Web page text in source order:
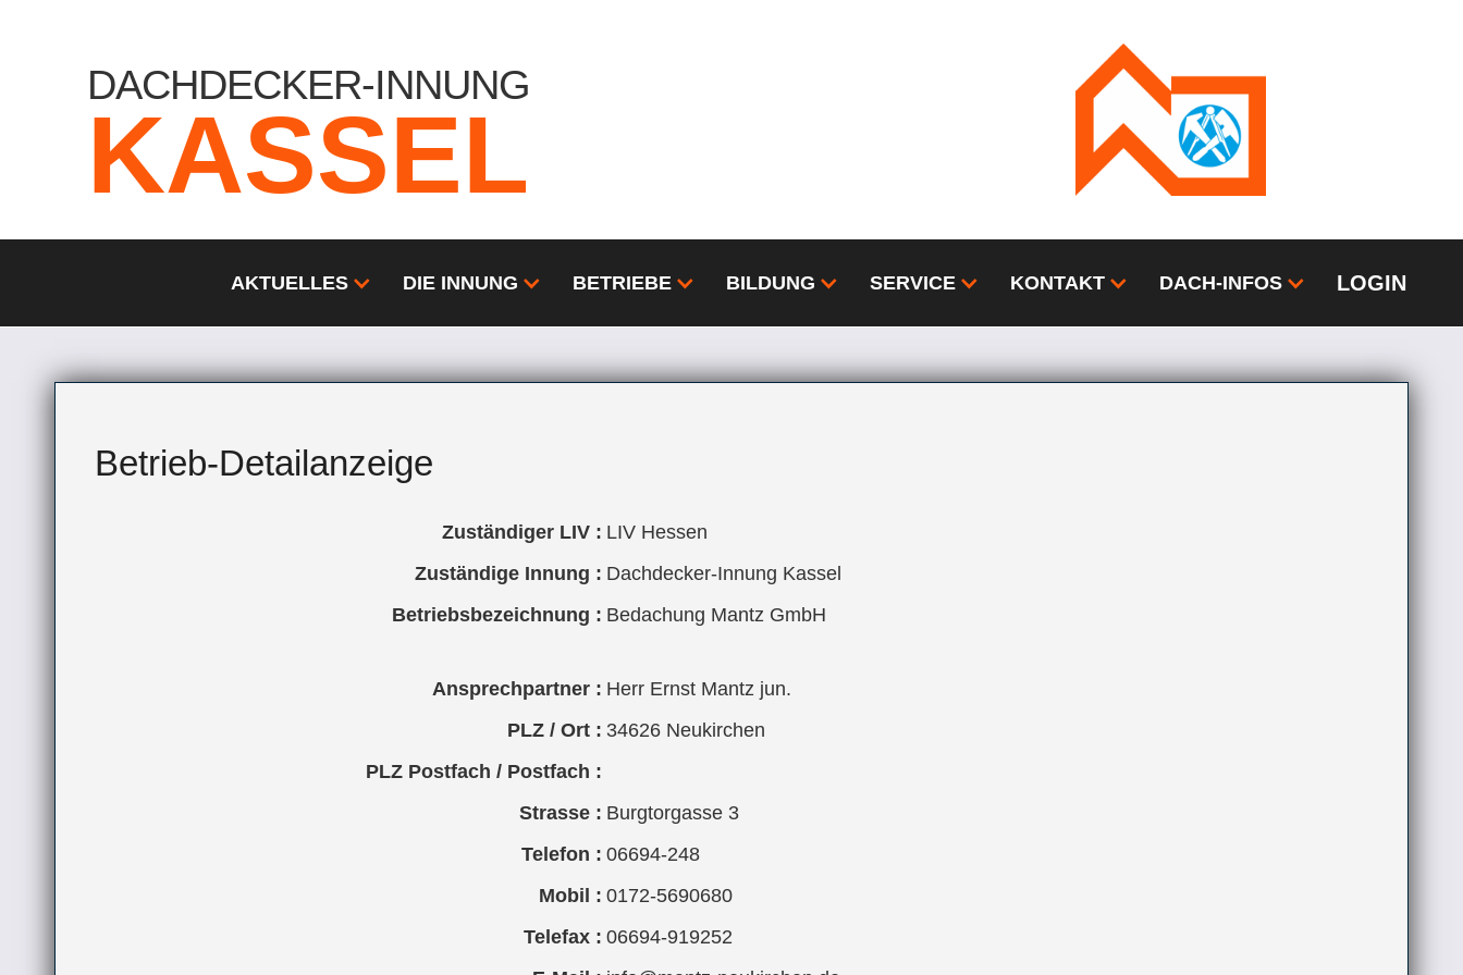
DACHDECKER-INNUNG
KASSEL
AKTUELLES DIE INNUNG BETRIEBE BILDUNG SERVICE KONTAKT DACH-INFOS LOGIN
Betrieb-Detailanzeige
Zuständiger LIV : LIV Hessen
Zuständige Innung : Dachdecker-Innung Kassel
Betriebsbezeichnung : Bedachung Mantz GmbH
Ansprechpartner : Herr Ernst Mantz jun.
PLZ / Ort : 34626 Neukirchen
PLZ Postfach / Postfach :
Strasse : Burgtorgasse 3
Telefon : 06694-248
Mobil : 0172-5690680
Telefax : 06694-919252